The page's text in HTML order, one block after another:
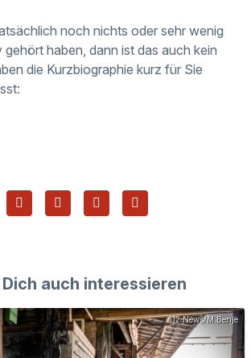
noch nichts oder sehr wenig
haben, dann ist das auch kein
die Kurzbiographie kurz für Sie
auch interessieren
112 News/M.Benje